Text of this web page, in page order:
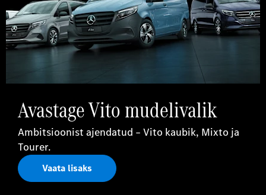
Avastage Vito mudelivalik
Ambitsioonist ajendatud – Vito kaubik, Mixto ja
Tourer.
Vaata lisaks